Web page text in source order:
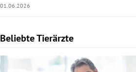
01.06.2026
Beliebte Tierärzte
Slide 1 von 1